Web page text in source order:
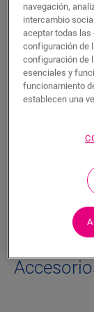
Este limpiador
PARQUET
Desarrollado
sostenible, por
Información
navegación,
intercambio
aceptar todas
configuración de
configuración de
esenciales y
funcionamiento
establecen una